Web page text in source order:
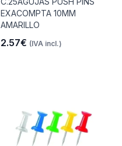
EXACOMPTA 10MM
AMARILLO
2.57€ (IVA incl.)